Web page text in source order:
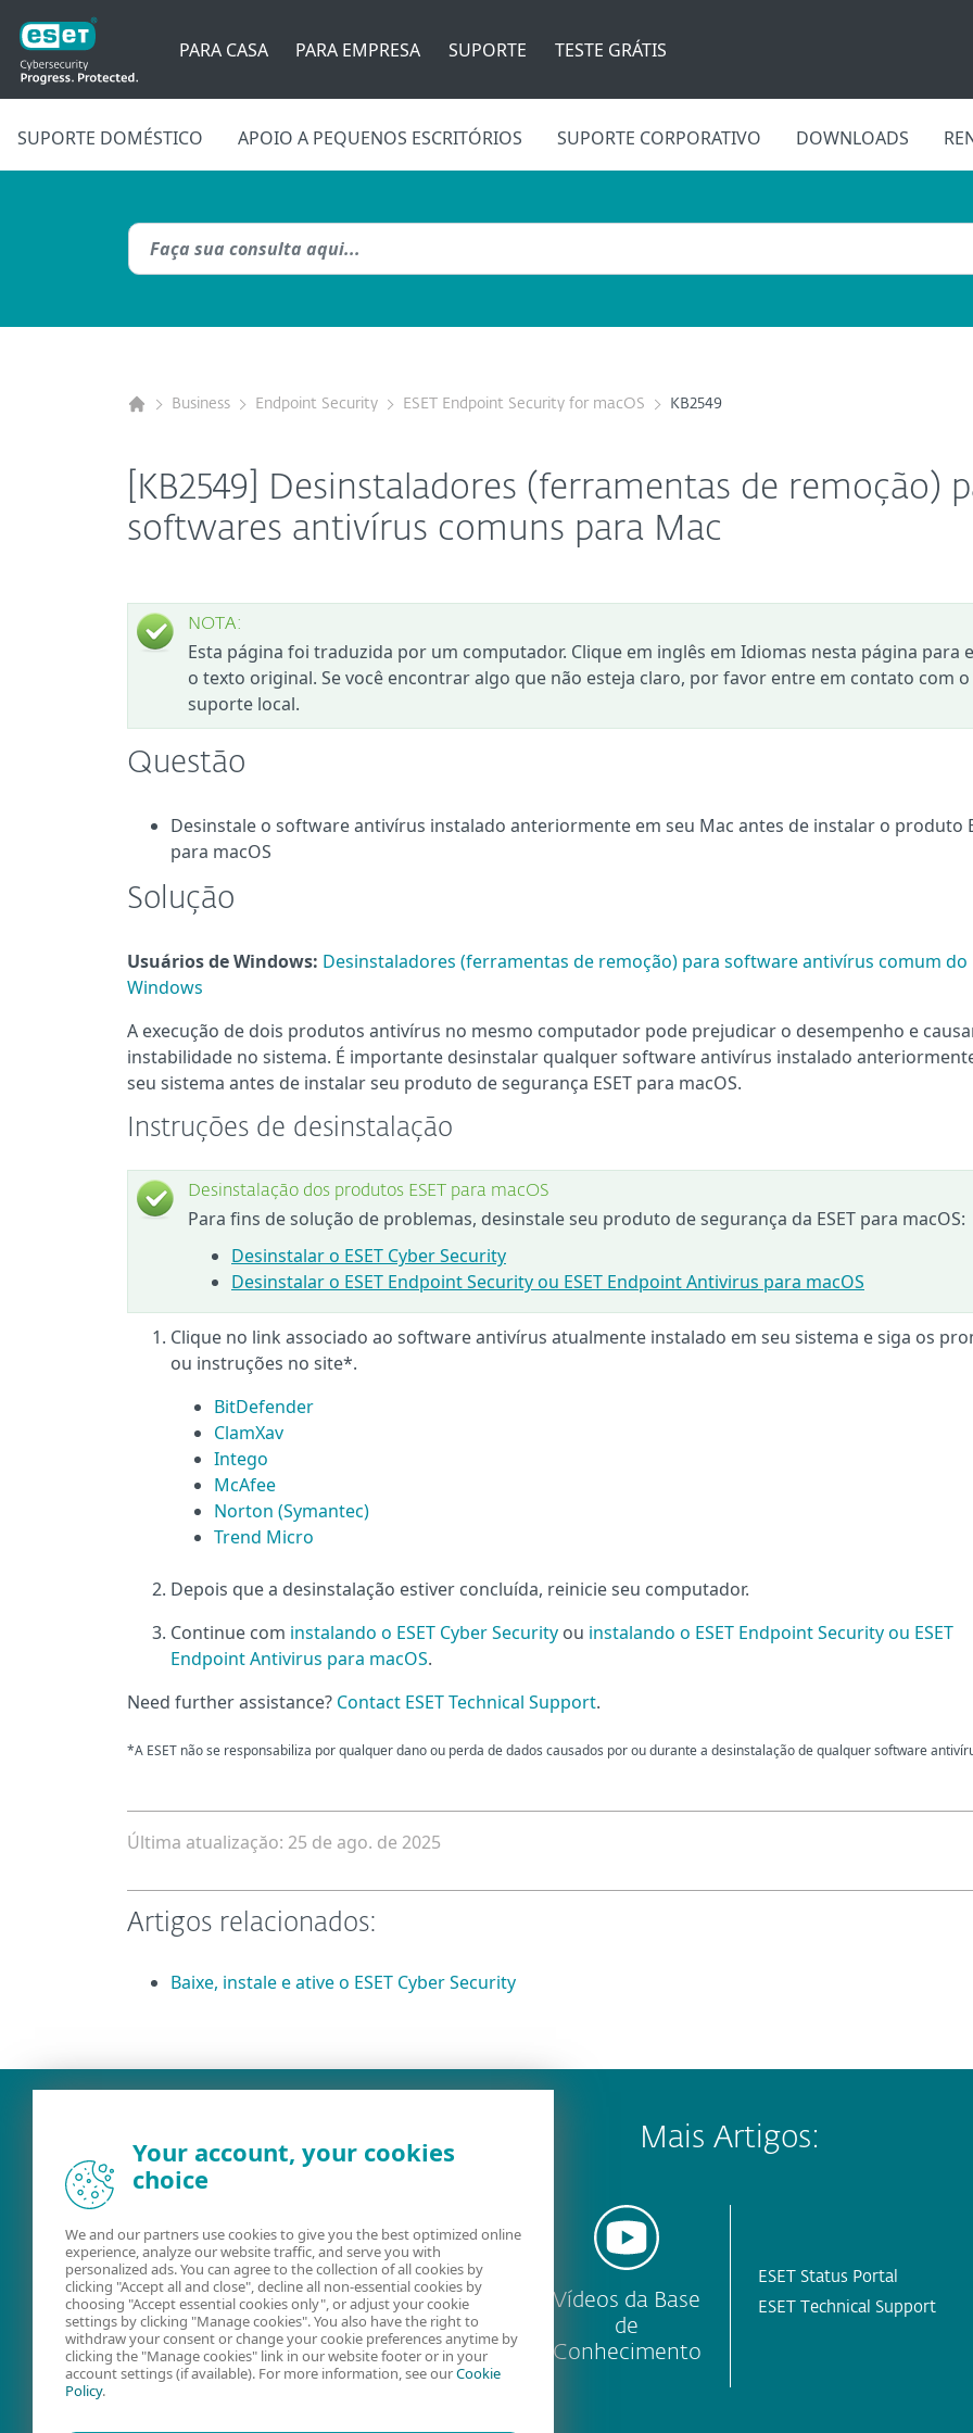
PARA CASA PARA EMPRESA SUPORTE TESTE GRÁTIS
SUPORTE DOMÉSTICO APOIO A PEQUENOS ESCRITÓRIOS SUPORTE CORPORATIVO DOWNLOADS
Business Endpoint Security ESET Endpoint Security for macOS KB2549
[KB2549] Desinstaladores (ferramentas de remoção)
softwares antivírus comuns para Mac
NOTA:
Esta página foi traduzida por um computador. Clique em inglês em Idiomas nesta página para
o texto original. Se você encontrar algo que não esteja claro, por favor entre em contato com o
suporte local.
Questão
Desinstale o software antivírus instalado anteriormente em seu Mac antes de instalar o produto
para macOS
Solução
Usuários de Windows: Desinstaladores (ferramentas de remoção) para software antivírus comum do
Windows
A execução de dois produtos antivírus no mesmo computador pode prejudicar o desempenho e
instabilidade no sistema. É importante desinstalar qualquer software antivírus instalado
seu sistema antes de instalar seu produto de segurança ESET para macOS.
Instruções de desinstalação
Desinstalação dos produtos ESET para macOS
Para fins de solução de problemas, desinstale seu produto de segurança da ESET para macOS:
Desinstalar o ESET Cyber Security
Desinstalar o ESET Endpoint Security ou ESET Endpoint Antivirus para macOS
Clique no link associado ao software antivírus atualmente instalado em seu sistema e siga os
ou instruções no site*.
BitDefender
ClamXav
Intego
McAfee
Norton (Symantec)
Trend Micro
Depois que a desinstalação estiver concluída, reinicie seu computador.
Continue com instalando o ESET Cyber Security ou instalando o ESET Endpoint Security ou ESET
Endpoint Antivirus para macOS.
Need further assistance? Contact ESET Technical Support.
*A ESET não se responsabiliza por qualquer dano ou perda de dados causados por ou durante a desinstalação de qualquer software
Última atualizaçăo: 25 de ago. de 2025
Artigos relacionados:
Baixe, instale e ative o ESET Cyber Security
Mais Artigos:
Ajuda on-line
ESET Security
Forum
Vídeos da Base
de
Conhecimento
ESET Status Portal
ESET Technical Support
Your account, your cookies
choice
We and our partners use cookies to give you the best optimized online
experience, analyze our website traffic, and serve you with
personalized ads. You can agree to the collection of all cookies by
clicking "Accept all and close", decline all non-essential cookies by
choosing "Accept essential cookies only", or adjust your cookie
settings by clicking "Manage cookies". You also have the right to
withdraw your consent or change your cookie preferences anytime by
clicking the "Manage cookies" link in our website footer or in your
account settings (if available). For more information, see ourCookie
Policy.